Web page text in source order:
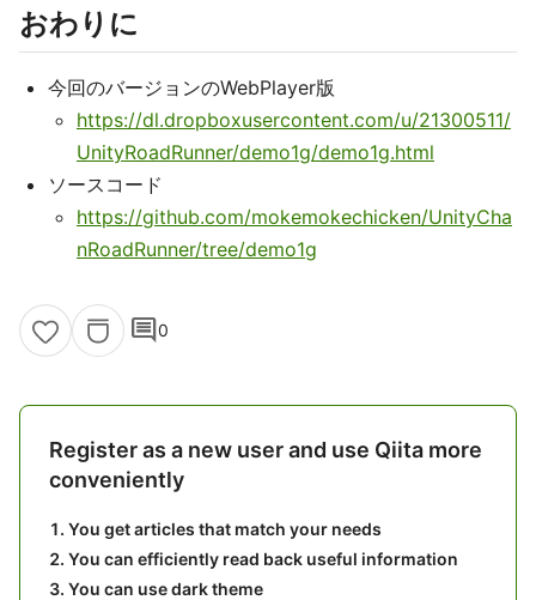
おわりに
今回のバージョンのWebPlayer版
https://dl.dropboxusercontent.com/u/21300511/
UnityRoadRunner/demo1g/demo1g.html
ソースコード
https://github.com/mokemokechicken/UnityCha
nRoadRunner/tree/demo1g
comment0
Register as a new user and use Qiita more
conveniently
You get articles that match your needs
You can efficiently read back useful information
You can use dark theme